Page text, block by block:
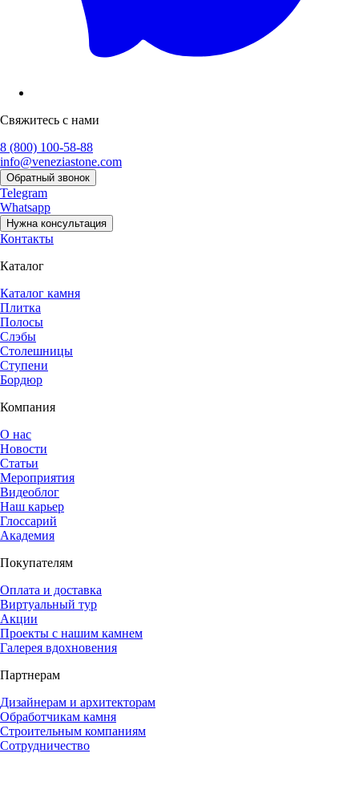
Свяжитесь с нами
8 (800) 100-58-88
info@veneziastone.com
Обратный звонок
Telegram
Whatsapp
Нужна консультация
Контакты
Каталог
Каталог камня
Плитка
Полосы
Слэбы
Столешницы
Ступени
Бордюр
Компания
О нас
Новости
Статьи
Мероприятия
Видеоблог
Наш карьер
Глоссарий
Академия
Покупателям
Оплата и доставка
Виртуальный тур
Акции
Проекты с нашим камнем
Галерея вдохновения
Партнерам
Дизайнерам и архитекторам
Обработчикам камня
Строительным компаниям
Сотрудничество